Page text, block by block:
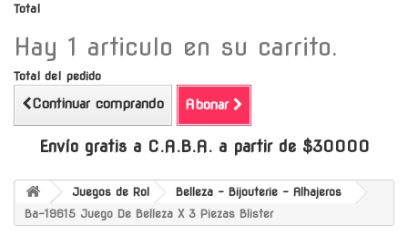
Total
Hay 1 articulo en su carrito.
Total del pedido
Continuar comprando Abonar
Envío gratis a C.A.B.A. a partir de $30000
Juegos de Rol
Belleza - Bijouterie - Alhajeros
Ba-19615 Juego De Belleza X 3 Piezas Blister